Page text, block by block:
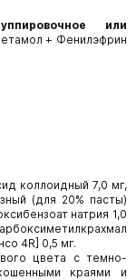
или
+ Фенилэфрин
коллоидный 7,0 мг,
(для 20% пасты)
натрия 1,0
4R] 0,5 мг.
цвета с темно-
краями и